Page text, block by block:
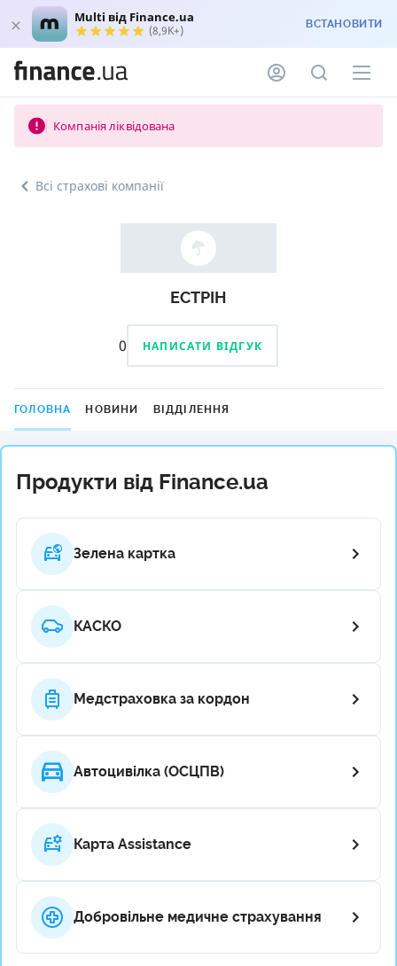
Multi від Finance.ua
(8,9K+) ВСТАНОВИТИ
Компанія ліквідована
Всі страхові компанії
ЕСТРІН
0 НАПИСАТИ ВІДГУК
ГОЛОВНА НОВИНИ ВІДДІЛЕННЯ
Продукти від Finance.ua
Зелена картка
КАСКО
Медстраховка за кордон
Автоцивілка (ОСЦПВ)
Карта Assistance
Добровільне медичне страхування